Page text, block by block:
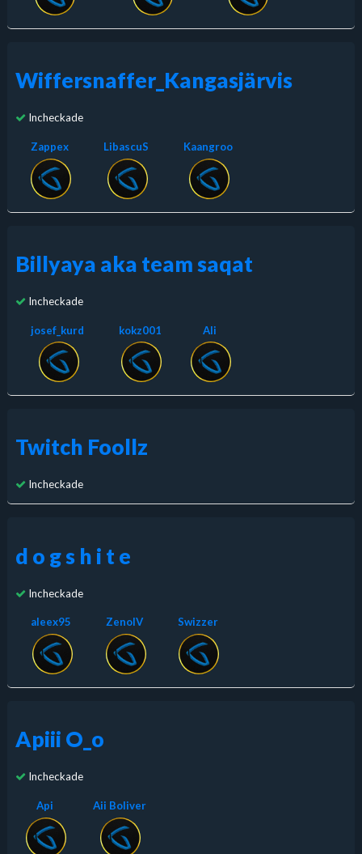
Wiffersnaffer_Kangasjärvis
Incheckade
Zappex LibascuS Kaangroo
Billyaya aka team saqat
Incheckade
josef_kurd kokz001 Ali
Twitch Foollz
Incheckade
d o g s h i t e
Incheckade
aleex95 ZenoIV Swizzer
Apiii O_o
Incheckade
Api Aii Boliver